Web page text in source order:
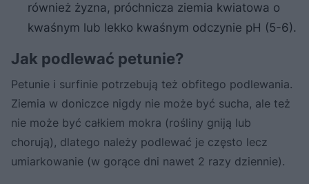
również żyzna, próchnicza ziemia kwiatowa o
kwaśnym lub lekko kwaśnym odczynie pH (5-6).
Jak podlewać petunie?
Petunie i surfinie potrzebują też obfitego podlewania.
Ziemia w doniczce nigdy nie może być sucha, ale też
nie może być całkiem mokra (rośliny gniją lub
chorują), dlatego należy podlewać je często lecz
umiarkowanie (w gorące dni nawet 2 razy dziennie).